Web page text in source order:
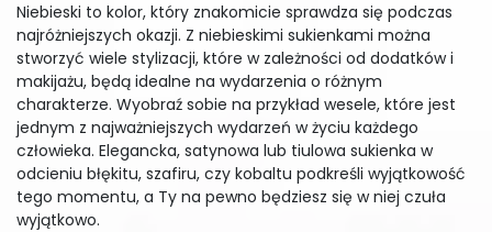
Niebieski to kolor, który znakomicie sprawdza się podczas
najróżniejszych okazji. Z niebieskimi sukienkami można
stworzyć wiele stylizacji, które w zależności od dodatków i
makijażu, będą idealne na wydarzenia o różnym
charakterze. Wyobraź sobie na przykład wesele, które jest
jednym z najważniejszych wydarzeń w życiu każdego
człowieka. Elegancka, satynowa lub tiulowa sukienka w
odcieniu błękitu, szafiru, czy kobaltu podkreśli wyjątkowość
tego momentu, a Ty na pewno będziesz się w niej czuła
wyjątkowo.